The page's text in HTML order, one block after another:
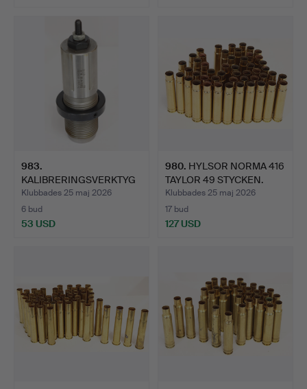
983.
KALIBRERINGSVERKTYG
TRIEBEL 500/416 NITRO …
Klubbades 25 maj 2026
6 bud
53 USD
980. HYLSOR NORMA 416
TAYLOR 49 STYCKEN.
Klubbades 25 maj 2026
17 bud
127 USD